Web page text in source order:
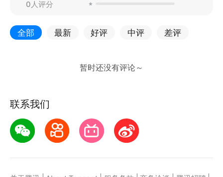
0人评分
全部 最新 好评 中评 差评
联系我们